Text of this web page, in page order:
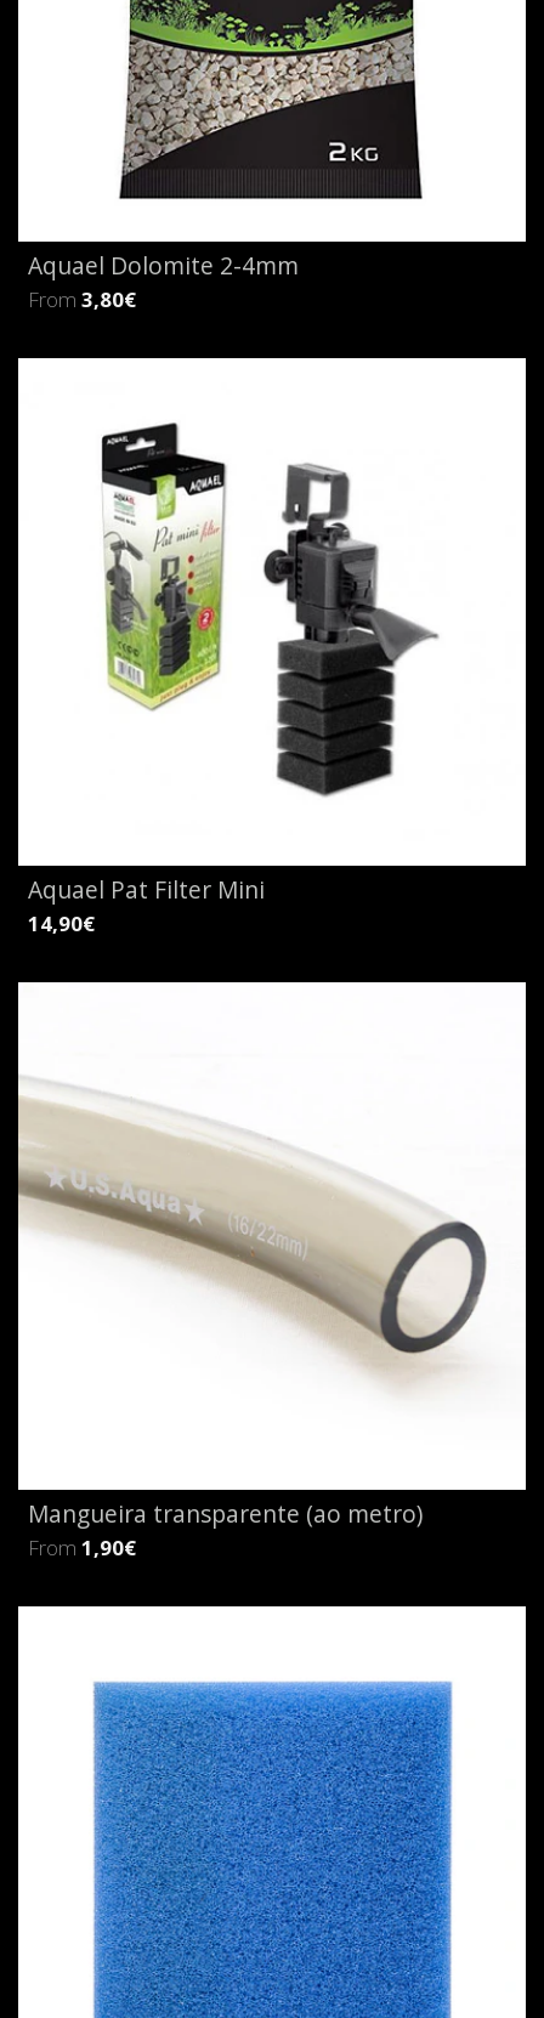
Aquael Dolomite 2-4mm
From 3,80€
Aquael Pat Filter Mini
14,90€
Mangueira transparente (ao metro)
From 1,90€